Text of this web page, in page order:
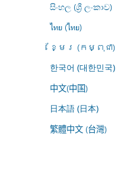
සිංහල (ශ්‍රී ලංකාව)
ไทย (ไทย)
ខ្មែរ (កម្ពុជា)
한국어 (대한민국)
中文(中国)
日本語 (日本)
繁體中文 (台灣)